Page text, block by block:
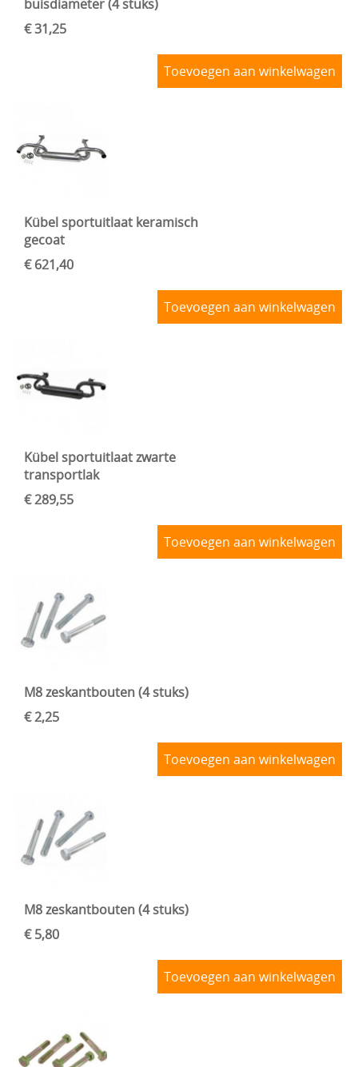
buisdiameter (4 stuks)
€ 31,25
Toevoegen aan winkelwagen
Kübel sportuitlaat keramisch
gecoat
€ 621,40
Toevoegen aan winkelwagen
Kübel sportuitlaat zwarte
transportlak
€ 289,55
Toevoegen aan winkelwagen
M8 zeskantbouten (4 stuks)
€ 2,25
Toevoegen aan winkelwagen
M8 zeskantbouten (4 stuks)
€ 5,80
Toevoegen aan winkelwagen